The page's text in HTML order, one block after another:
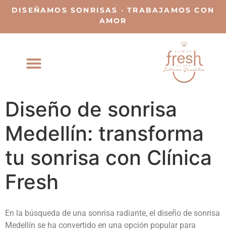
DISEÑAMOS SONRISAS · TRABAJAMOS CON
AMOR
Diseño de sonrisa
Medellín: transforma
tu sonrisa con Clínica
Fresh
En la búsqueda de una sonrisa radiante, el diseño de sonrisa
Medellín se ha convertido en una opción popular para